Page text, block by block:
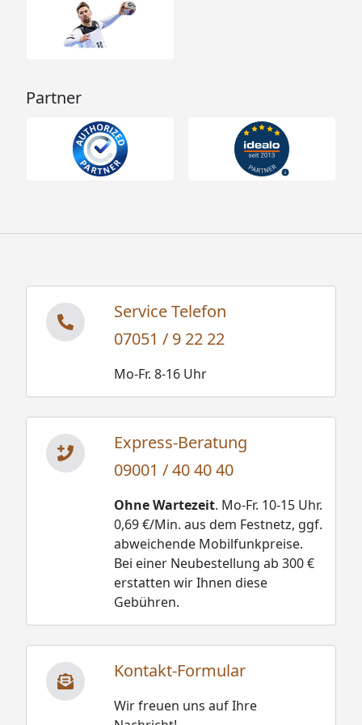
SilikonkabelNr. 4
Spiegelverkehrter
Aufbau möglich?
Ja, die Sauna kann sowohl in
der linken als auch in der
Aufbau dieser Saunen ist
Lieferung
Inklusive
Befestigungsmaterial und
Festpreis möglich
oder
Sorglos-Paket mit Montage
und besonderen Service-
Leistungen zum Festpreis
Weitere Informationen
Optionale Erweiterungen (siehe Reiter "Zubehör"):
Seitliches Anbaudach
Blendenabdeckung
Dachrinnenset
Sturmwinkel / Sturmanker
Lüftungs- und Nagetierschutzgitter
Partner
Service Telefon
07051 / 9 22 22
Mo-Fr. 8-16 Uhr
Express-Beratung
09001 / 40 40 40
Ohne Wartezeit. Mo-Fr. 10-15 Uhr.
0,69 €/Min. aus dem Festnetz, ggf.
abweichende Mobilfunkpreise.
Bei einer Neubestellung ab 300 €
erstatten wir Ihnen diese
Gebühren.
Kontakt-Formular
Wir freuen uns auf Ihre